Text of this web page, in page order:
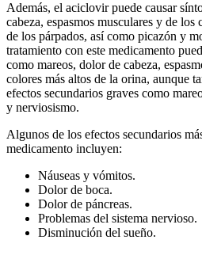
Además, el aciclovir puede causar
cabeza, espasmos musculares y de
de los párpados, así como picazón y
tratamiento con este medicamento
como mareos, dolor de cabeza,
colores más altos de la orina, aunque
efectos secundarios graves como
y nerviosismo.
Algunos de los efectos secundarios
medicamento incluyen:
Náuseas y vómitos.
Dolor de boca.
Dolor de páncreas.
Problemas del sistema nervioso.
Disminución del sueño.